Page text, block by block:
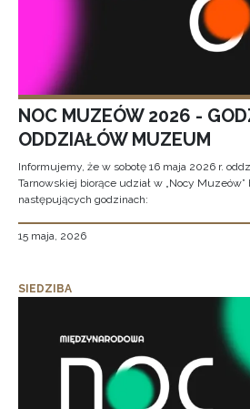
NOC MUZEÓW 2026 -
ODDZIAŁÓW MUZEUM
Informujemy, że w sobotę 16 maja 2026 r.
Tarnowskiej biorące udział w „Nocy
następujących godzinach:
15 maja, 2026
SIEDZIBA